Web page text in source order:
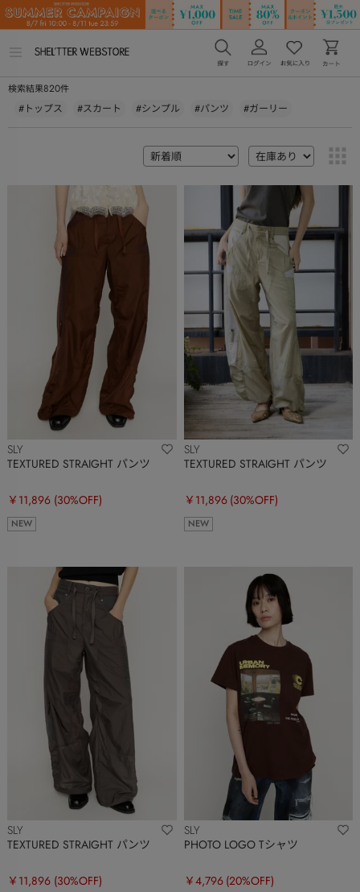
ー
を
検索結果820件
#トップス #スカート #シンプル #パンツ #ガーリー
SLY
TEXTURED STRAIGHT パンツ
￥11,896 (30%OFF)
NEW
SLY
TEXTURED STRAIGHT パンツ
￥11,896 (30%OFF)
NEW
SLY
TEXTURED STRAIGHT パンツ
￥11,896 (30%OFF)
SLY
PHOTO LOGO Tシャツ
￥4,796 (20%OFF)